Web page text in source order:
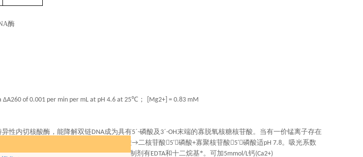
酶
ΔA260 of 0.001 per min per mL at pH 4.6 at 25℃ ；
[Mg2+] = 0.83 mM
性内切核酸酶，能降解双链DNA成为具有5ˊ-磷酸及 3ˊ-OH末端的寡脱氧核糖核苷酸。当有一价锰离子存在
％乙醇和丙酮。酶反应：脱氧核糖核酸→二核苷酸5′磷酸+寡聚核苷酸5′磷酸适pH 7.8。吸光系数
大激活可以从镁(Mg2+)+钙(Ca2+)得到。抑制剂有EDTA和十二烷基*。可加5mmol/L钙(Ca2+)